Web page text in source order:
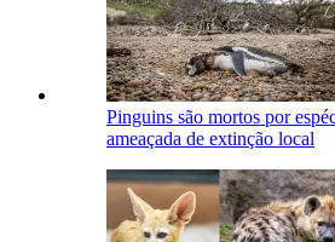
Pinguins são mortos por
ameaçada de extinção local